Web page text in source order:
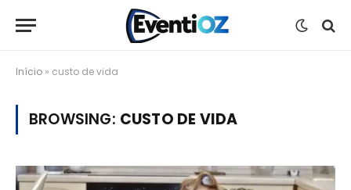
Início » custo de vida
BROWSING: CUSTO DE VIDA